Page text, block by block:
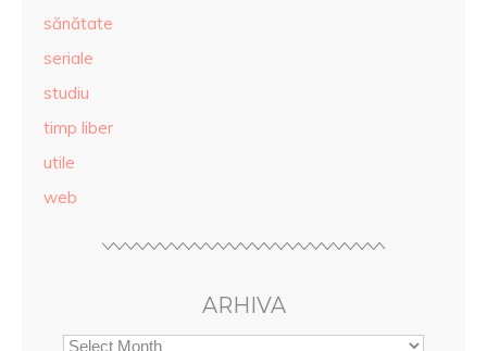
sănătate
seriale
studiu
timp liber
utile
web
ARHIVA